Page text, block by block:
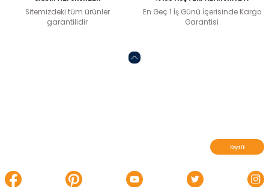
Sitemizdeki tüm ürünler
garantilidir
En Geç 1 İş Günü İçerisinde Kargo
Garantisi
Kayıt Ol